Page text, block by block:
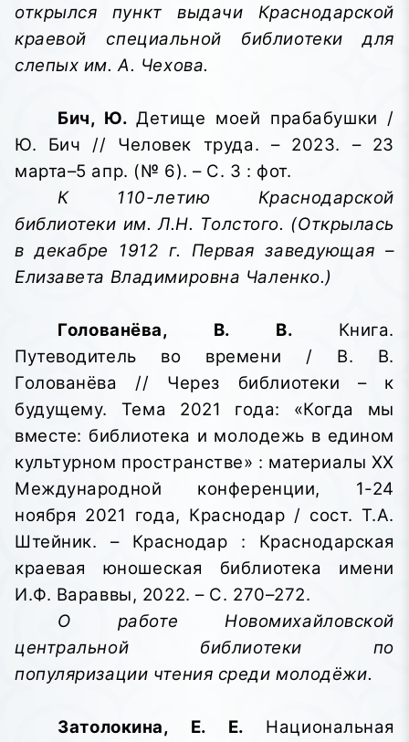
открылся пункт выдачи Краснодарской
краевой специальной библиотеки для
слепых им. А. Чехова.
Бич, Ю.Детище моей прабабушки /
Ю. Бич // Человек труда. – 2023. – 23
марта–5 апр. (№ 6). – С. 3 : фот.
К 110-летию Краснодарской
библиотеки им. Л.Н. Толстого. (Открылась
в декабре 1912 г. Первая заведующая –
Елизавета Владимировна Чаленко.)
Голованёва, В. В. Книга.
Путеводитель во времени / В. В.
Голованёва // Через библиотеки – к
будущему. Тема 2021 года: «Когда мы
вместе: библиотека и молодежь в едином
культурном пространстве» : материалы XX
Международной конференции, 1-24
ноября 2021 года, Краснодар / сост. Т.А.
Штейник. – Краснодар : Краснодарская
краевая юношеская библиотека имени
И.Ф. Вараввы, 2022. – С. 270–272.
О работе Новомихайловской
центральной библиотеки по
популяризации чтения среди молодёжи.
Затолокина, Е. Е. Национальная